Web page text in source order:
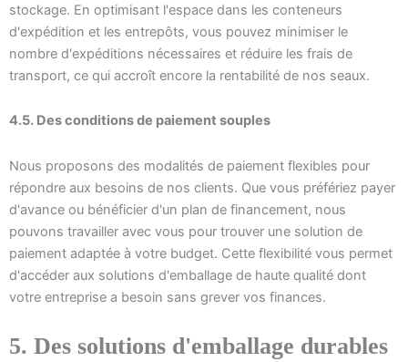
stockage. En optimisant l'espace dans les conteneurs
d'expédition et les entrepôts, vous pouvez minimiser le
nombre d'expéditions nécessaires et réduire les frais de
transport, ce qui accroît encore la rentabilité de nos seaux.
4.5. Des conditions de paiement souples
Nous proposons des modalités de paiement flexibles pour
répondre aux besoins de nos clients. Que vous préfériez payer
d'avance ou bénéficier d'un plan de financement, nous
pouvons travailler avec vous pour trouver une solution de
paiement adaptée à votre budget. Cette flexibilité vous permet
d'accéder aux solutions d'emballage de haute qualité dont
votre entreprise a besoin sans grever vos finances.
5. Des solutions d'emballage durables